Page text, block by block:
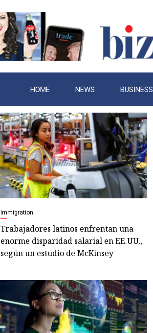
HOME NEWS BUSINESS
Immigration
Trabajadores latinos enfrentan una
enorme disparidad salarial en EE.UU.,
según un estudio de McKinsey